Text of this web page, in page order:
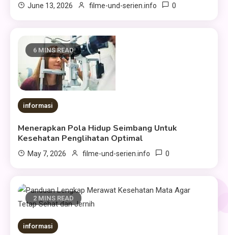
June 13, 2026 filme-und-serien.info 0
6 MINS READ
informasi
Menerapkan Pola Hidup Seimbang Untuk
Kesehatan Penglihatan Optimal
May 7, 2026 filme-und-serien.info 0
2 MINS READ
informasi